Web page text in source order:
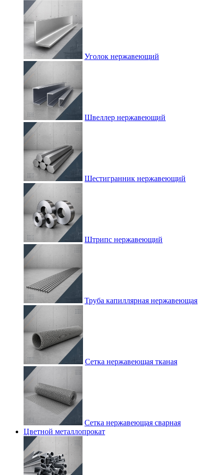
Уголок нержавеющий
Швеллер нержавеющий
Шестигранник нержавеющий
Штрипс нержавеющий
Труба капиллярная нержавеющая
Сетка нержавеющая тканая
Сетка нержавеющая сварная
Цветной металлопрокат